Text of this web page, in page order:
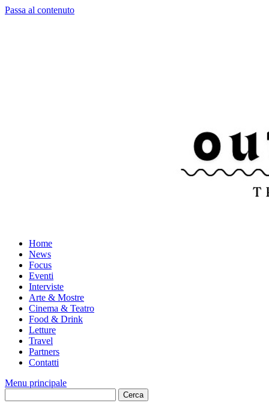
Passa al contenuto
Home
News
Focus
Eventi
Interviste
Arte & Mostre
Cinema & Teatro
Food & Drink
Letture
Travel
Partners
Contatti
Menu principale